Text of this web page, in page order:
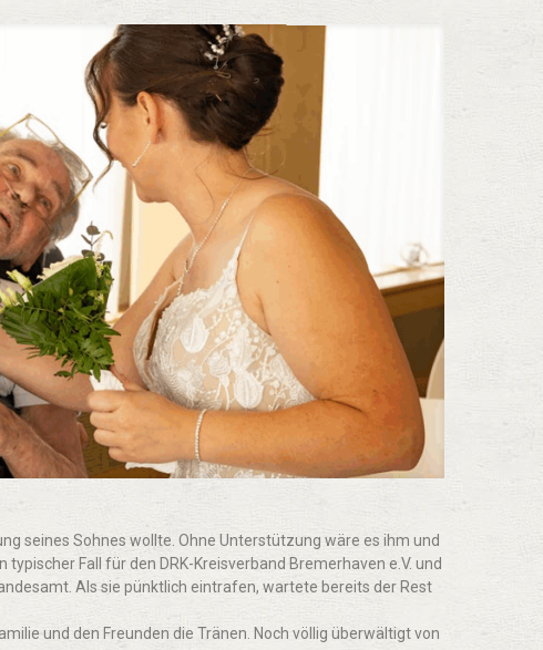
seines Sohnes wollte. Ohne Unterstützung wäre es ihm und
Fall für den DRK-Kreisverband Bremerhaven e.V. und
Als sie pünktlich eintrafen, wartete bereits der Rest
und den Freunden die Tränen. Noch völlig überwältigt von